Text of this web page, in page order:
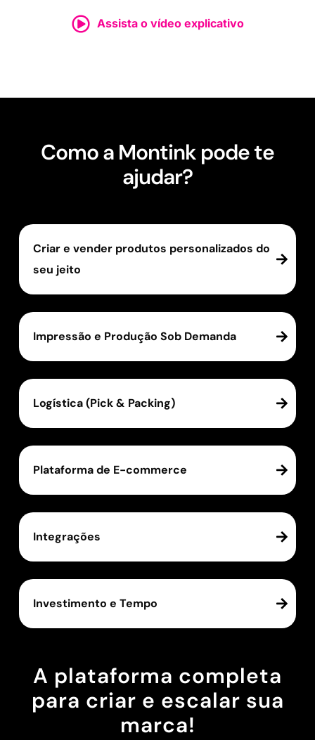
Assista o vídeo explicativo
Como a Montink pode te
ajudar?
Criar e vender produtos personalizados do
seu jeito
Impressão e Produção Sob Demanda
Logística (Pick & Packing)
Plataforma de E-commerce
Integrações
Investimento e Tempo
A plataforma completa
para criar e escalar sua
marca!